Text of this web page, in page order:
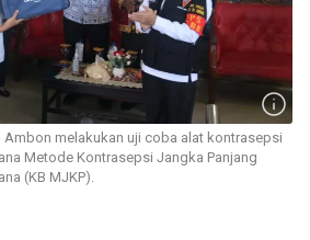
Ambon melakukan uji coba alat kontrasepsi
Metode Kontrasepsi Jangka Panjang
(KB MJKP).